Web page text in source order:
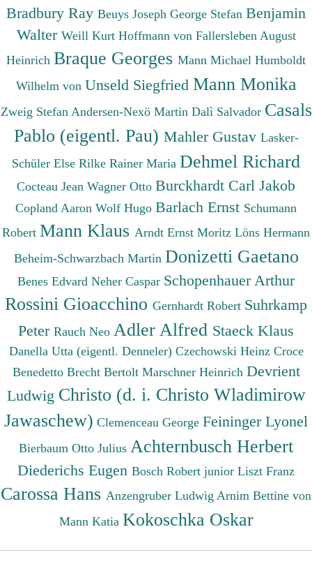
Bradbury Ray Beuys Joseph George Stefan Benjamin
Walter Weill Kurt Hoffmann von Fallersleben August
Heinrich Braque Georges Mann Michael Humboldt
Wilhelm von Unseld Siegfried Mann Monika
Zweig Stefan Andersen-Nexö Martin Dalì Salvador Casals
Pablo (eigentl. Pau) Mahler Gustav Lasker-
Schüler Else Rilke Rainer Maria Dehmel Richard
Cocteau Jean Wagner Otto Burckhardt Carl Jakob
Copland Aaron Wolf Hugo Barlach Ernst Schumann
Robert Mann Klaus Arndt Ernst Moritz Löns Hermann
Beheim-Schwarzbach Martin Donizetti Gaetano
Benes Edvard Neher Caspar Schopenhauer Arthur
Rossini Gioacchino Gernhardt Robert Suhrkamp
Peter Rauch Neo Adler Alfred Staeck Klaus
Danella Utta (eigentl. Denneler) Czechowski Heinz Croce
Benedetto Brecht Bertolt Marschner Heinrich Devrient
Ludwig Christo (d. i. Christo Wladimirow
Jawaschew) Clemenceau George Feininger Lyonel
Bierbaum Otto Julius Achternbusch Herbert
Diederichs Eugen Bosch Robert junior Liszt Franz
Carossa Hans Anzengruber Ludwig Arnim Bettine von
Mann Katia Kokoschka Oskar